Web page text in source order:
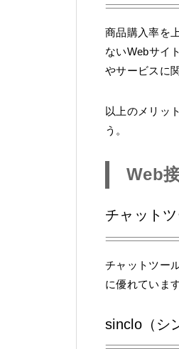
商品購入率を
ないWebサイ
やサービスに
以上のメリッ
う。
Web
チャット
チャットツー
に優れています
sinclo（シ